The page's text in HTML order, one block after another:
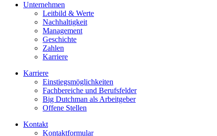
Unternehmen
Leitbild & Werte
Nachhaltigkeit
Management
Geschichte
Zahlen
Karriere
Karriere
Einstiegsmöglichkeiten
Fachbereiche und Berufsfelder
Big Dutchman als Arbeitgeber
Offene Stellen
Kontakt
Kontaktformular